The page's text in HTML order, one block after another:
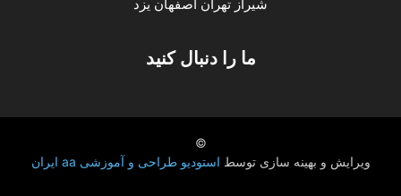
شیراز تهران اصفهان یزد
ما را دنبال کنید
©
ویرایش و بهینه سازی توسط استودیو طراحی و آموزشی aa ایران